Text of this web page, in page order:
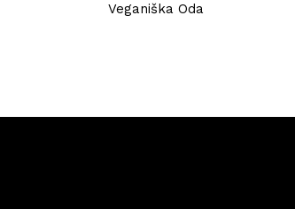
Veganiška Oda